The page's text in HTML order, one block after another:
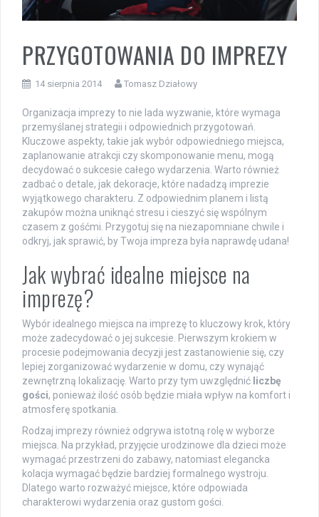
PRZYGOTOWANIA DO IMPREZY
14 sierpnia 2014 Tomasz Działowy
Organizacja imprezy to nie lada wyzwanie, które wymaga
przemyślanej strategii i odpowiednich przygotowań.
Kluczowe aspekty, takie jak wybór odpowiedniego miejsca,
zaplanowanie atrakcji czy skomponowanie menu, mogą
decydować o sukcesie całego wydarzenia. Warto również
zadbać o detale, jak dekoracje, które nadadzą imprezie
wyjątkowego charakteru. Z odpowiednim planem i listą
zakupów można uniknąć stresu i cieszyć się wspólnym
czasem z gośćmi. Przygotuj się na niezapomniane chwile i
odkryj, jak sprawić, by Twoja impreza była naprawdę udana!
Jak wybrać idealne miejsce na
imprezę?
Wybór idealnego miejsca na imprezę to kluczowy krok, który
może zadecydować o jej sukcesie. Pierwszym krokiem w
procesie podejmowania decyzji jest zastanowienie się, czy
lepiej zorganizować wydarzenie w domu, czy wynająć
zewnętrzną lokalizację. Warto przy tym uwzględnić liczbę
gości, ponieważ ilość osób będzie miała wpływ na komfort i
atmosferę spotkania.
Rodzaj imprezy również odgrywa istotną rolę w wyborze
miejsca. Na przykład, przyjęcie urodzinowe dla dzieci może
wymagać przestrzeni do zabawy, natomiast elegancka
kolacja wymagać będzie bardziej formalnego wystroju.
Dlatego warto rozważyć miejsce, które odpowiada
charakterowi wydarzenia oraz gustom gości.